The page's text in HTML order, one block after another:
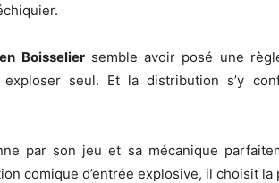
Boisseliersemble avoir posé une
exploser seul. Et la distribution s’y
par son jeu et sa mécanique
comique d’entrée explosive, il choisit la